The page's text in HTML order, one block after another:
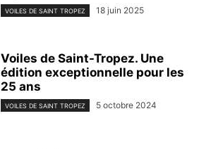
VOILES DE SAINT TROPEZ 18 juin 2025
Voiles de Saint-Tropez. Une
édition exceptionnelle pour les
25 ans
VOILES DE SAINT TROPEZ 5 octobre 2024